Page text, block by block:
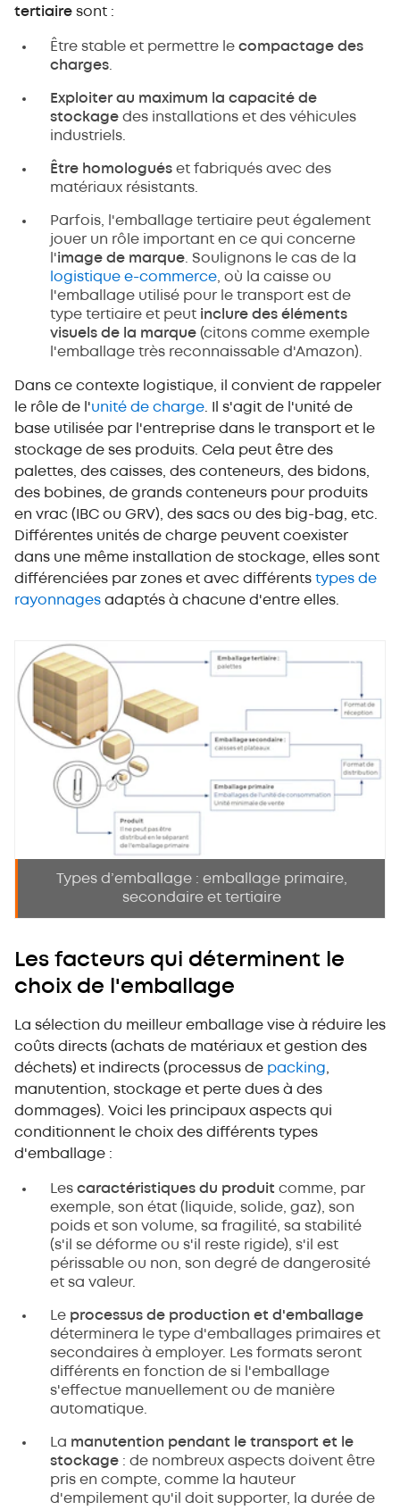
tertiaire sont :
Être stable et permettre le compactage des
charges
Exploiter au maximum la capacité de
stockage des installations et des véhicules
industriels.
Être homologués et fabriqués avec des
matériaux résistants.
Parfois, l'emballage tertiaire peut également
jouer un rôle important en ce qui concerne
l'image de marque . Soulignons le cas de la
logistique e-commerce , où la caisse ou
l'emballage utilisé pour le transport est de
type tertiaire et peut inclure des éléments
visuels de la marque (citons comme exemple
l'emballage très reconnaissable d'Amazon).
Dans ce contexte logistique, il convient de rappeler
le rôle de l'unité de charge . Il s'agit de l'unité de
base utilisée par l'entreprise dans le transport et le
stockage de ses produits. Cela peut être des
palettes, des caisses, des conteneurs, des bidons,
des bobines, de grands conteneurs pour produits
en vrac (IBC ou GRV), des sacs ou des big-bag, etc.
Différentes unités de charge peuvent coexister
dans une même installation de stockage, elles sont
différenciées par zones et avec différents types de
rayonnages adaptés à chacune d'entre elles.
Types d’emballage : emballage primaire,
secondaire et tertiaire
Les facteurs qui déterminent le
choix de l'emballage
La sélection du meilleur emballage vise à réduire les
coûts directs (achats de matériaux et gestion des
déchets) et indirects (processus de packing,
manutention, stockage et perte dues à des
dommages). Voici les principaux aspects qui
conditionnent le choix des différents types
d'emballage :
Les caractéristiques du produit comme, par
exemple, son état (liquide, solide, gaz), son
poids et son volume, sa fragilité, sa stabilité
(s'il se déforme ou s'il reste rigide), s'il est
périssable ou non, son degré de dangerosité
et sa valeur.
Le processus de production et d'emballage
déterminera le type d'emballages primaires et
secondaires à employer. Les formats seront
différents en fonction de si l'emballage
s'effectue manuellement ou de manière
automatique.
La manutention pendant le transport et le
stockage : de nombreux aspects doivent être
pris en compte, comme la hauteur
d'empilement qu'il doit supporter, la durée de